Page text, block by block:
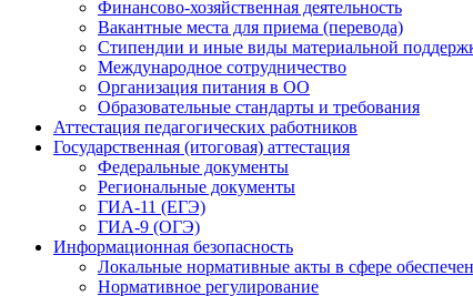
Финансово-хозяйственная деятельность
Вакантные места для приема (перевода)
Стипендии и иные виды материальной
Международное сотрудничество
Организация питания в ОО
Образовательные стандарты и требования
Аттестация педагогических работников
Государственная (итоговая) аттестация
Федеральные документы
Региональные документы
ГИА-11 (ЕГЭ)
ГИА-9 (ОГЭ)
Информационная безопасность
Локальные нормативные акты в сфере
Нормативное регулирование